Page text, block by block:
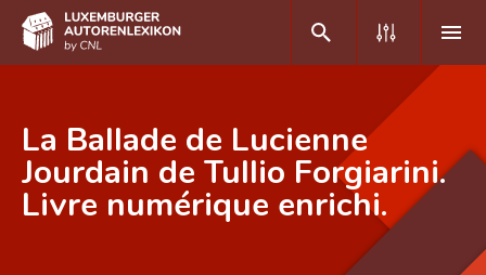
DE FR
Home
La Ballade de Lucienne
Jourdain de Tullio Forgiarini.
Livre numérique enrichi.